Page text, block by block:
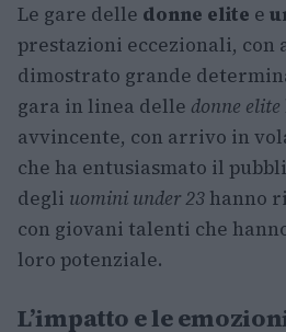
Le gare delle donne elite e
prestazioni eccezionali, con
dimostrato grande
gara in linea delle donne elite
avvincente, con arrivo in
che ha entusiasmato il
degli uomini under 23 hanno
con giovani talenti che
loro potenziale.
L’impatto e le